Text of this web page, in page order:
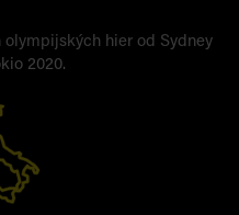
hier od Sydney
2020.